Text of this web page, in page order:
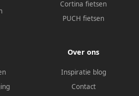
Cortina fietsen
PUCH fietsen
Over ons
Inspiratie blog
Contact